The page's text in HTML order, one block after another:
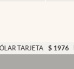
$ 1976 0.00%